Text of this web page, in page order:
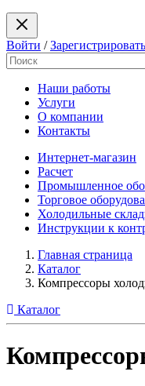
Войти /
Наши работы
Услуги
О компании
Контакты
Интернет-магазин
Расчет
Промышленное
Торговое
Холодильные
Инструкции к
Главная страница
Каталог
Компрессоры
Каталог